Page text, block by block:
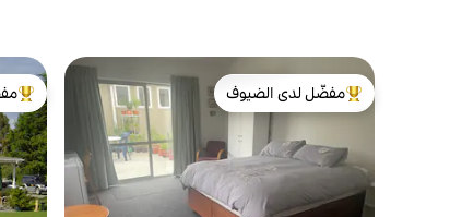
من أبرز البيوت المفضّلة لدى الضيوف
مفضّل لدى الضيوف
من